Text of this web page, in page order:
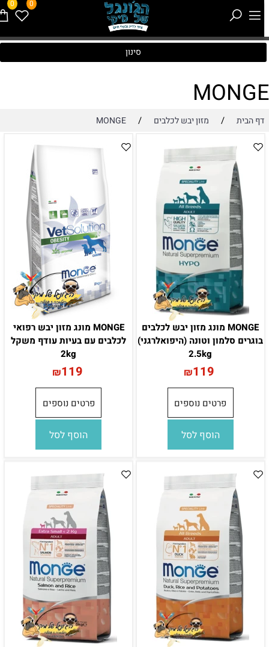
0 0
סינון
דף הבית / מזון יבש לכלבים /
MONGE
MONGE מונג מזון יבש לכלבים
בוגרים סלמון וטונה (היפואלרגני)
2.5kg
₪119
פרטים נוספים
הוסף לסל
MONGE מונג מזון יבש רפואי
לכלבים עם בעיות עודף משקל
2kg
₪119
פרטים נוספים
הוסף לסל